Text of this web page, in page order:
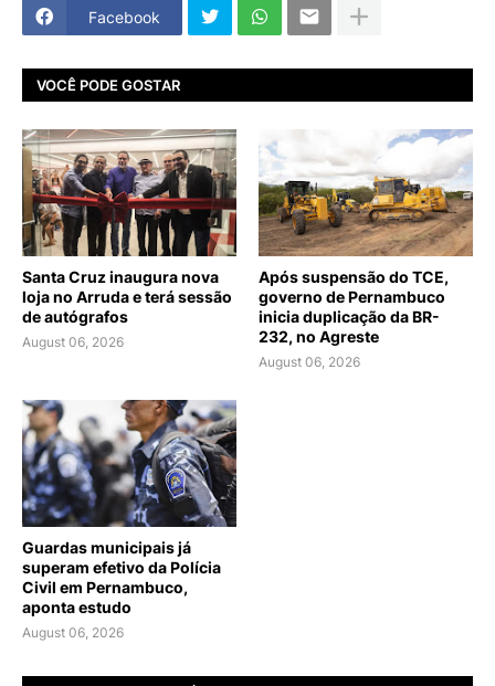
Facebook
VOCÊ PODE GOSTAR
Santa Cruz inaugura nova
loja no Arruda e terá sessão
de autógrafos
August 06, 2026
Após suspensão do TCE,
governo de Pernambuco
inicia duplicação da BR-
232, no Agreste
August 06, 2026
Guardas municipais já
superam efetivo da Polícia
Civil em Pernambuco,
aponta estudo
August 06, 2026